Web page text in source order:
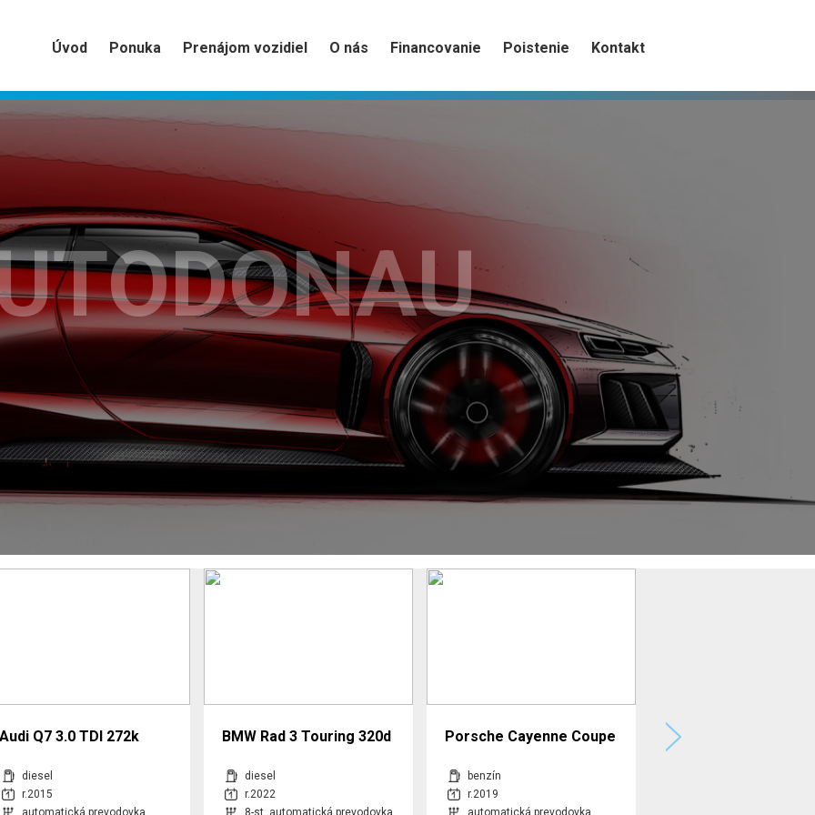
Úvod Ponuka Prenájom vozidiel O nás Financovanie Poistenie Kontakt
Audi Q7 3.0 TDI 272k
diesel
r.2015
automatická prevodovka
BMW Rad 3 Touring 320d
diesel
r.2022
8-st. automatická prevodovka
Porsche Cayenne Coupe
benzín
r.2019
automatická prevodovka
Audi S6 Limuzina,3.0